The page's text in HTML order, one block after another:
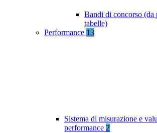
Bandi di concorso (da
tabelle)
Performance 13
Sistema di misurazione e
performance 2